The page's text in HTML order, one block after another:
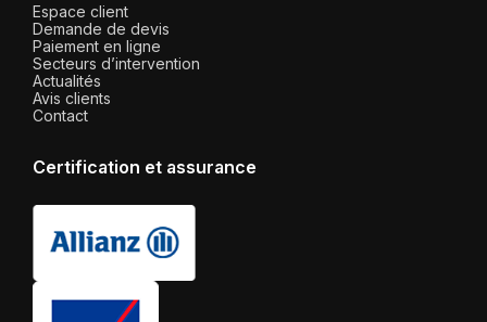
Espace client
Demande de devis
Paiement en ligne
Secteurs d’intervention
Actualités
Avis clients
Contact
Certification et assurance